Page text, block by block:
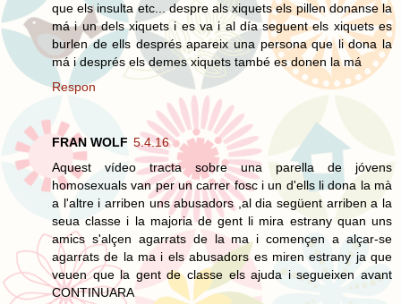
que els insulta etc... despre als xiquets els pillen donanse la
má i un dels xiquets i es va i al día seguent els xiquets es
burlen de ells després apareix una persona que li dona la
má i després els demes xiquets també es donen la má
Respon
FRAN WOLF 5.4.16
Aquest vídeo tracta sobre una parella de jóvens
homosexuals van per un carrer fosc i un d'ells li dona la mà
a l'altre i arriben uns abusadors ,al dia següent arriben a la
seua classe i la majoria de gent li mira estrany quan uns
amics s'alçen agarrats de la ma i començen a alçar-se
agarrats de la ma i els abusadors es miren estrany ja que
veuen que la gent de classe els ajuda i segueixen avant
CONTINUARA